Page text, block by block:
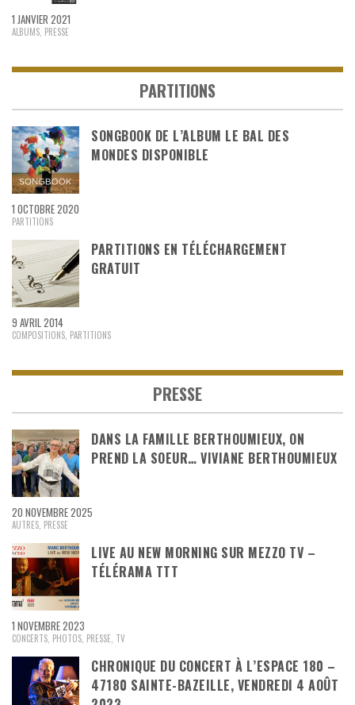
1 JANVIER 2021
ALBUMS PRESSE
PARTITIONS
SONGBOOK DE L’ALBUM LE BAL DES
MONDES DISPONIBLE
1 OCTOBRE 2020
PARTITIONS
PARTITIONS EN TÉLÉCHARGEMENT
GRATUIT
9 AVRIL 2014
COMPOSITIONS PARTITIONS
PRESSE
DANS LA FAMILLE BERTHOUMIEUX, ON
PREND LA SOEUR… VIVIANE BERTHOUMIEUX
20 NOVEMBRE 2025
AUTRES PRESSE
LIVE AU NEW MORNING SUR MEZZO TV –
TÉLÉRAMA TTT
1 NOVEMBRE 2023
CONCERTS PHOTOS PRESSE TV
CHRONIQUE DU CONCERT À L’ESPACE 180 –
47180 SAINTE-BAZEILLE, VENDREDI 4 AOÛT